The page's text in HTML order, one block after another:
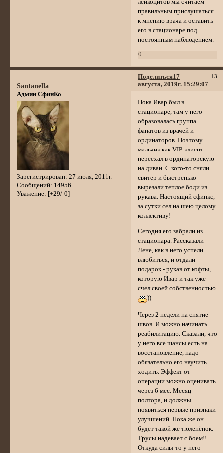
лейкоцитов мы считаем
правильным прислушаться
к мнению врача и оставить
его в стационаре под
постоянным наблюдением.
0
Поделиться 13
17
августа, 2019г. 15:29:07
Santanella
Админ СфинКо
Зарегистрирован: 27 июля, 2011г.
Сообщений: 14956
Уважение: [+29/-0]
Пока Ивар был в
стационаре, там у него
образовалась группа
фанатов из врачей и
ординаторов. Поэтому
мальчик как VIP-клиент
переехал в ординаторскую
на диван. С кого-то сняли
свитер и быстренько
вырезали теплое боди из
рукава. Настоящий сфинкс,
за сутки сел на шею целому
коллективу!
Сегодня его забрали из
стационара. Рассказали
Лене, как в него успели
влюбиться, и отдали
подарок - рукав от кофты,
которую Ивар и так уже
счел своей собственностью
))
Через 2 недели на снятие
швов. И можно начинать
реабилитацию. Сказали, что
у него все шансы есть на
восстановление, надо
обязательно его научить
ходить. Эффект от
операции можно оценивать
через 6 мес. Месяц-
полтора, и должны
появиться первые признаки
улучшений. Пока же он
будет такой же тюленёнок.
Трусы надевает с боем!!
Откуда силы-то у него